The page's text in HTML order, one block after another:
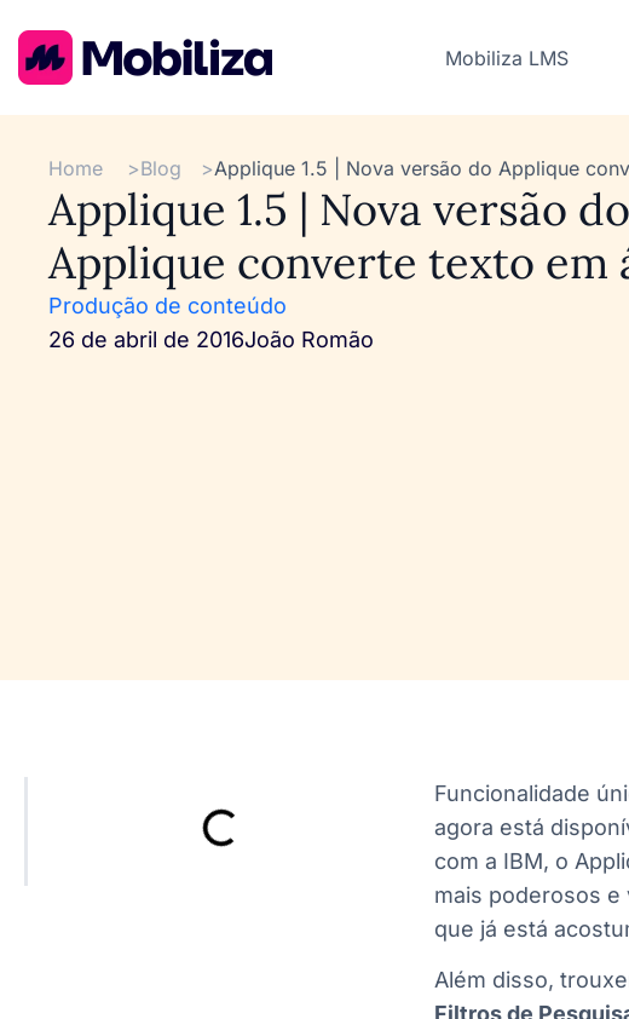
Mobiliza LMS
Home >Blog >Applique 1.5 | Nova versão do Applique
Applique 1.5 | Nova versão do
Applique converte texto em
Produção de conteúdo
26 de abril de 2016João Romão
Funcionalidade
agora está
com a IBM, o
mais poderosos e
que já está
Além disso,